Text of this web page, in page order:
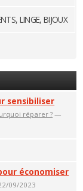
LINGE, BIJOUX
sensibiliser
réparer ? —
économiser
09/2023